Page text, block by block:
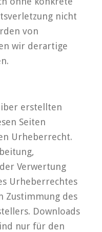
nicht
von
wir derartige
erstellten
Seiten
Urheberrecht.
Verwertung
Urheberrechtes
Zustimmung des
Downloads
nur für den